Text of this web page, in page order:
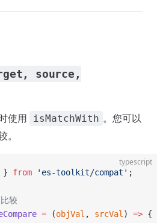
source,
使用 isMatchWith 。您可以
typescript
} from 'es-toolkit/compat' ;
较
= (objVal , srcVal ) => {